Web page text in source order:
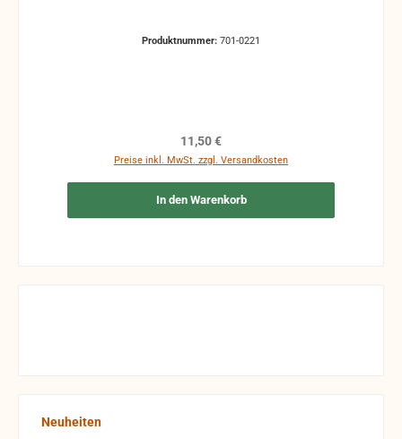
Produktnummer: 701-0221
Regulärer Preis:
11,50 €
Preise inkl. MwSt. zzgl. Versandkosten
In den Warenkorb
Produktgalerie überspringen
Neuheiten